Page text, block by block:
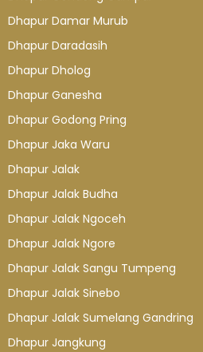
Dhapur Damar Murub
Dhapur Daradasih
Dhapur Dholog
Dhapur Ganesha
Dhapur Godong Pring
Dhapur Jaka Waru
Dhapur Jalak
Dhapur Jalak Budha
Dhapur Jalak Ngoceh
Dhapur Jalak Ngore
Dhapur Jalak Sangu Tumpeng
Dhapur Jalak Sinebo
Dhapur Jalak Sumelang Gandring
Dhapur Jangkung